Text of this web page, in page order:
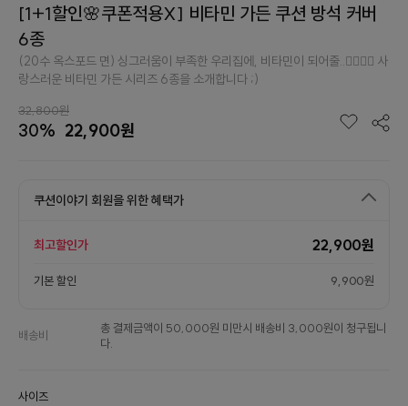
[1+1할인🌸쿠폰적용X] 비타민 가든 쿠션 방석 커버
6종
(20수 옥스포드 면) 싱그러움이 부족한 우리집에, 비타민이 되어줄..👉🏻👈🏻 사
랑스러운 비타민 가든 시리즈 6종을 소개합니다 ;)
32,800원
30% 22,900원
쿠션이야기 회원을 위한 혜택가
최고할인가 22,900원
기본 할인 9,900원
배송비
총 결제금액이 50,000원 미만시 배송비 3,000원이 청구됩니
다.
사이즈